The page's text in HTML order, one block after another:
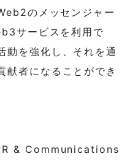
のメッセンジャー
サービスを利用で
動を強化し、それを通
献者になることができ
& Communications